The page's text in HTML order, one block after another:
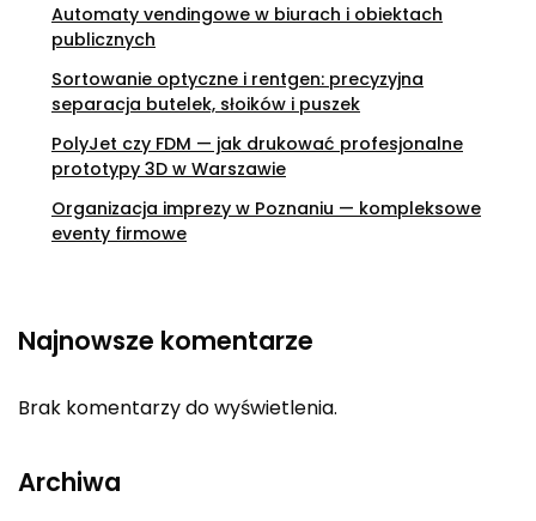
Automaty vendingowe w biurach i obiektach
publicznych
Sortowanie optyczne i rentgen: precyzyjna
separacja butelek, słoików i puszek
PolyJet czy FDM — jak drukować profesjonalne
prototypy 3D w Warszawie
Organizacja imprezy w Poznaniu — kompleksowe
eventy firmowe
Najnowsze komentarze
Brak komentarzy do wyświetlenia.
Archiwa